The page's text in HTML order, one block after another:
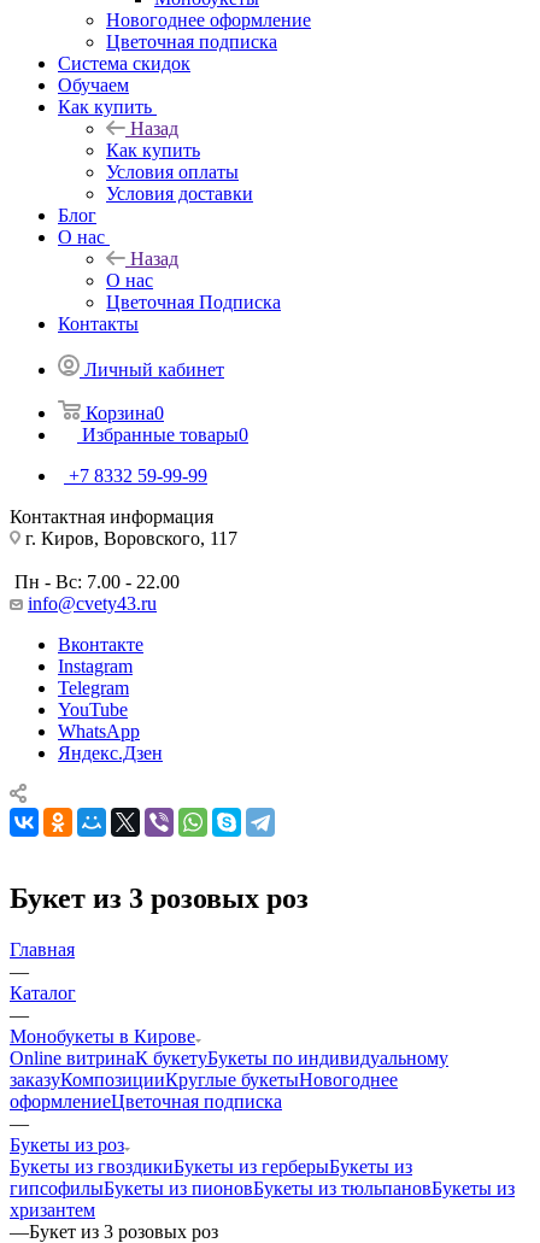
Новогоднее оформление
Цветочная подписка
Система скидок
Обучаем
Как купить
Назад
Как купить
Условия оплаты
Условия доставки
Блог
О нас
Назад
О нас
Цветочная Подписка
Контакты
Личный кабинет
Корзина0
Избранные товары0
+7 8332 59-99-99
Контактная информация
г. Киров, Воровского, 117
Пн - Вс: 7.00 - 22.00
info@cvety43.ru
Вконтакте
Instagram
Telegram
YouTube
WhatsApp
Яндекс.Дзен
Букет из 3 розовых роз
Главная
—
Каталог
—
Монобукеты в Кирове
Online витринаК букетуБукеты по индивидуальному
заказуКомпозицииКруглые букетыНовогоднее
оформлениеЦветочная подписка
—
Букеты из роз
Букеты из гвоздикиБукеты из герберыБукеты из
гипсофилыБукеты из пионовБукеты из тюльпановБукеты из
хризантем
—Букет из 3 розовых роз